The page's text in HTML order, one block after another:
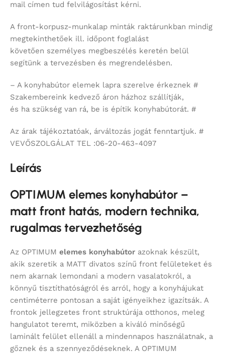
mail címen tud felvilágosítást kérni.
A front-korpusz-munkalap minták raktárunkban mindig
megtekinthetőek ill. időpont foglalást
követően személyes megbeszélés keretén belül
segítünk a tervezésben és megrendelésben.
– A konyhabútor elemek lapra szerelve érkeznek #
Szakembereink kedvező áron házhoz szállítják,
és ha szükség van rá, be is építik konyhabútorát. #
Az árak tájékoztatóak, árváltozás jogát fenntartjuk. #
VEVŐSZOLGÁLAT TEL :06-20-463-4097
Leírás
OPTIMUM elemes konyhabútor –
matt front hatás, modern technika,
rugalmas tervezhetőség
Az OPTIMUM elemes konyhabútor azoknak készült,
akik szeretik a MATT divatos színű front felületeket és
nem akarnak lemondani a modern vasalatokról, a
könnyű tisztíthatóságról és arról, hogy a konyhájukat
centiméterre pontosan a saját igényeikhez igazítsák. A
frontok jellegzetes front struktúrája otthonos, meleg
hangulatot teremt, miközben a kiváló minőségű
laminált felület ellenáll a mindennapos használatnak, a
gőznek és a szennyeződéseknek. A OPTIMUM